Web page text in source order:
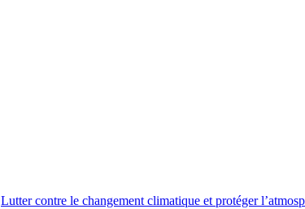
Lutter contre le changement climatique et protéger